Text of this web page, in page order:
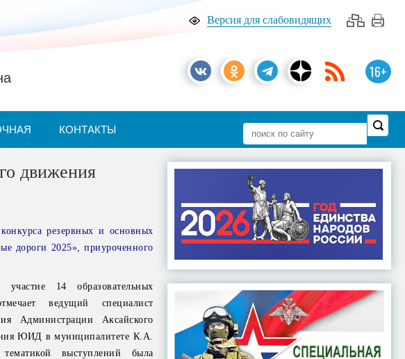
Версия для слабовидящих
16+
КОНТАКТЫ
движения
резервных и основных
дороги 2025», приуроченного
14 образовательных
ведущий специалист
Администрации Аксайского
ЮИД в муниципалитете К.А.
выступлений была